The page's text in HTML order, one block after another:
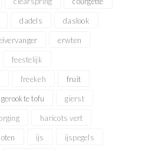
dadels daslook
erwten
feestelijk
freekeh fruit
gerookte tofu gierst
haricots vert
ijs ijspegels